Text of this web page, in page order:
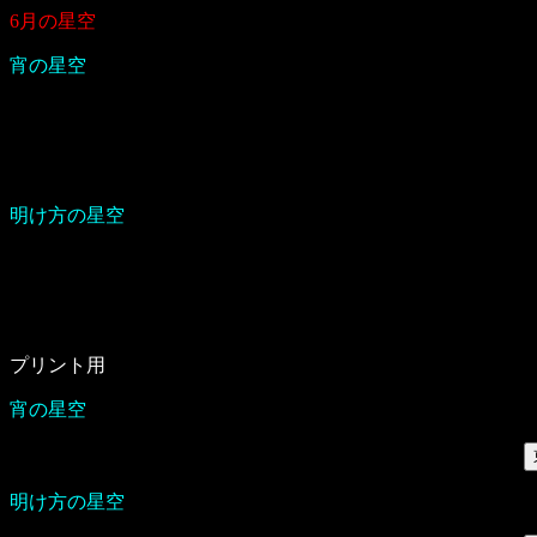
6月の星空
宵の星空
明け方の星空
プリント用
宵の星空
明け方の星空